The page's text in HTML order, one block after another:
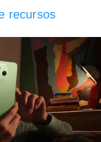
recursos